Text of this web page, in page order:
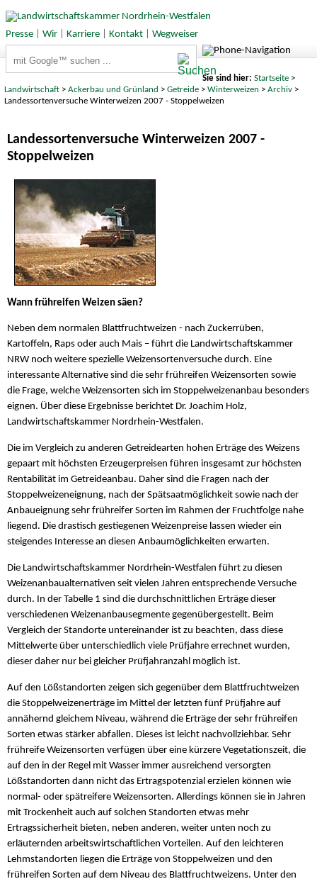
Presse| Wir| Karriere| Kontakt| Wegweiser
Sie sind hier: Startseite>
Landwirtschaft >Ackerbau und Grünland >Getreide >Winterweizen >Archiv >
Landessortenversuche Winterweizen 2007 - Stoppelweizen
Landessortenversuche Winterweizen 2007 -
Stoppelweizen
Wann frühreifen Weizen säen?
Neben dem normalen Blattfruchtweizen - nach Zuckerrüben,
Kartoffeln, Raps oder auch Mais – führt die Landwirtschaftskammer
NRW noch weitere spezielle Weizensortenversuche durch. Eine
interessante Alternative sind die sehr frühreifen Weizensorten sowie
die Frage, welche Weizensorten sich im Stoppelweizenanbau besonders
eignen. Über diese Ergebnisse berichtet Dr. Joachim Holz,
Landwirtschaftskammer Nordrhein-Westfalen.
Die im Vergleich zu anderen Getreidearten hohen Erträge des Weizens
gepaart mit höchsten Erzeugerpreisen führen insgesamt zur höchsten
Rentabilität im Getreideanbau. Daher sind die Fragen nach der
Stoppelweizeneignung, nach der Spätsaatmöglichkeit sowie nach der
Anbaueignung sehr frühreifer Sorten im Rahmen der Fruchtfolge nahe
liegend. Die drastisch gestiegenen Weizenpreise lassen wieder ein
steigendes Interesse an diesen Anbaumöglichkeiten erwarten.
Die Landwirtschaftskammer Nordrhein-Westfalen führt zu diesen
Weizenanbaualternativen seit vielen Jahren entsprechende Versuche
durch. In der Tabelle 1 sind die durchschnittlichen Erträge dieser
verschiedenen Weizenanbausegmente gegenübergestellt. Beim
Vergleich der Standorte untereinander ist zu beachten, dass diese
Mittelwerte über unterschiedlich viele Prüfjahre errechnet wurden,
dieser daher nur bei gleicher Prüfjahranzahl möglich ist.
Auf den Lößstandorten zeigen sich gegenüber dem Blattfruchtweizen
die Stoppelweizenerträge im Mittel der letzten fünf Prüfjahre auf
annähernd gleichem Niveau, während die Erträge der sehr frühreifen
Sorten etwas stärker abfallen. Dieses ist leicht nachvollziehbar. Sehr
frühreife Weizensorten verfügen über eine kürzere Vegetationszeit, die
auf den in der Regel mit Wasser immer ausreichend versorgten
Lößstandorten dann nicht das Ertragspotenzial erzielen können wie
normal- oder spätreifere Weizensorten. Allerdings können sie in Jahren
mit Trockenheit auch auf solchen Standorten etwas mehr
Ertragssicherheit bieten, neben anderen, weiter unten noch zu
erläuternden arbeitswirtschaftlichen Vorteilen. Auf den leichteren
Lehmstandorten liegen die Erträge von Stoppelweizen und den
frühreifen Sorten auf dem Niveau des Blattfruchtweizens. Unter den